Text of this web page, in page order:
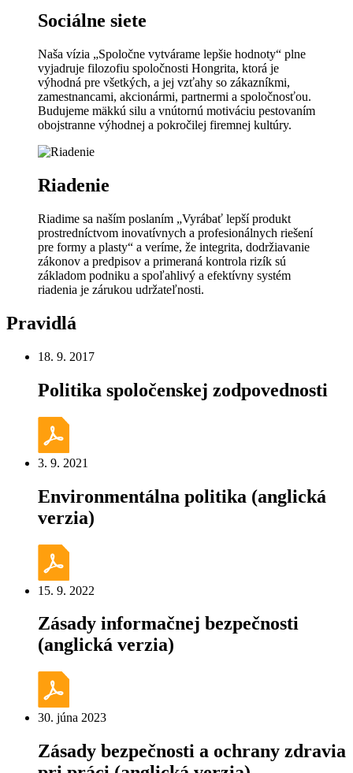
Sociálne siete
Naša vízia „Spoločne vytvárame lepšie hodnoty“ plne
vyjadruje filozofiu spoločnosti Hongrita, ktorá je
výhodná pre všetkých, a jej vzťahy so zákazníkmi,
zamestnancami, akcionármi, partnermi a spoločnosťou.
Budujeme mäkkú silu a vnútornú motiváciu pestovaním
obojstranne výhodnej a pokročilej firemnej kultúry.
Riadenie
Riadime sa naším poslaním „Vyrábať lepší produkt
prostredníctvom inovatívnych a profesionálnych riešení
pre formy a plasty“ a veríme, že integrita, dodržiavanie
zákonov a predpisov a primeraná kontrola rizík sú
základom podniku a spoľahlivý a efektívny systém
riadenia je zárukou udržateľnosti.
Pravidlá
18. 9. 2017
Politika spoločenskej zodpovednosti
3. 9. 2021
Environmentálna politika (anglická
verzia)
15. 9. 2022
Zásady informačnej bezpečnosti
(anglická verzia)
30. júna 2023
Zásady bezpečnosti a ochrany zdravia